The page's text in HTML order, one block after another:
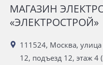
МАГАЗИН
«ЭЛЕКТРОСТРОЙ»
111524, Москва, улица
12, подъезд 12, этаж 4